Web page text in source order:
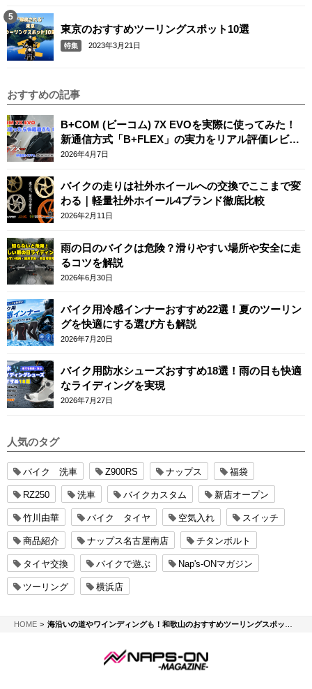
東京のおすすめツーリングスポット10選
特集 2023年3月21日
おすすめの記事
B+COM (ビーコム) 7X EVOを実際に使ってみた！
新通信方式「B+FLEX」の実力をリアル評価レビュ
ー
2026年4月7日
バイクの走りは社外ホイールへの交換でここまで変
わる｜軽量社外ホイール4ブランド徹底比較
2026年2月11日
雨の日のバイクは危険？滑りやすい場所や安全に走
るコツを解説
2026年6月30日
バイク用冷感インナーおすすめ22選！夏のツーリン
グを快適にする選び方も解説
2026年7月20日
バイク用防水シューズおすすめ18選！雨の日も快適
なライディングを実現
2026年7月27日
人気のタグ
バイク 洗車 Z900RS ナップス 福袋
RZ250 洗車 バイクカスタム 新店オープン
竹川由華 バイク タイヤ 空気入れ スイッチ
商品紹介 ナップス名古屋南店 チタンボルト
タイヤ交換 バイクで遊ぶ Nap's-ONマガジン
ツーリング 横浜店
HOMENAPS-ON マガジン
海沿いの道やワインディングも！和歌山のおすすめツーリングスポット8選